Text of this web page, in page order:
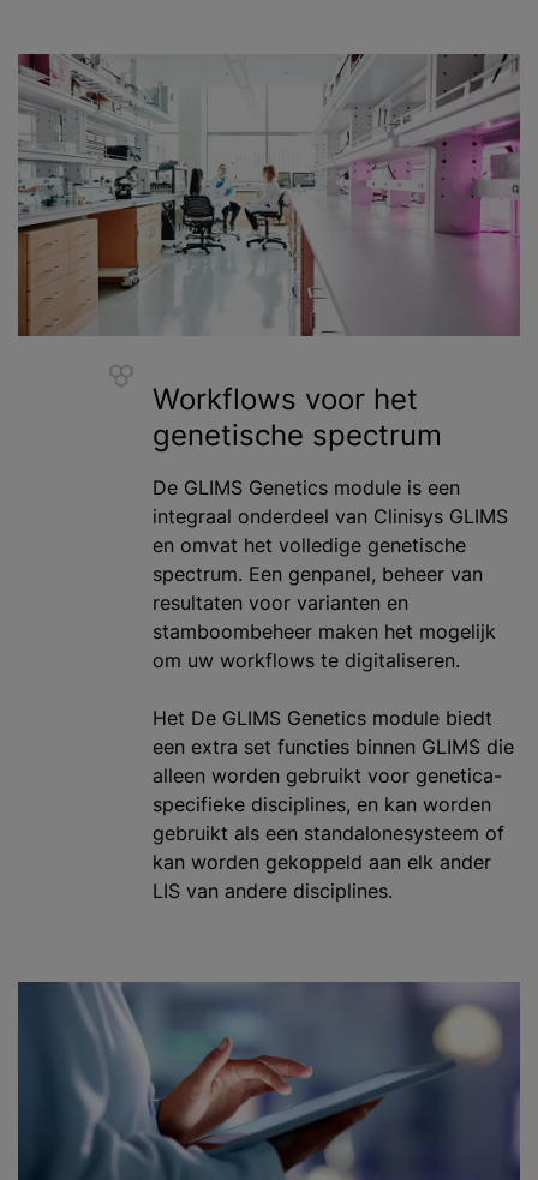
Workflows voor het
genetische spectrum
De GLIMS Genetics module is een
integraal onderdeel van Clinisys GLIMS
en omvat het volledige genetische
spectrum. Een genpanel, beheer van
resultaten voor varianten en
stamboombeheer maken het mogelijk
om uw workflows te digitaliseren.
Het De GLIMS Genetics module biedt
een extra set functies binnen GLIMS die
alleen worden gebruikt voor genetica-
specifieke disciplines, en kan worden
gebruikt als een standalonesysteem of
kan worden gekoppeld aan elk ander
LIS van andere disciplines.